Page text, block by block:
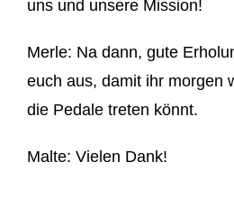
uns und unsere Mission!
Merle: Na dann, gute
euch aus, damit ihr morgen
die Pedale treten könnt.
Malte: Vielen Dank!